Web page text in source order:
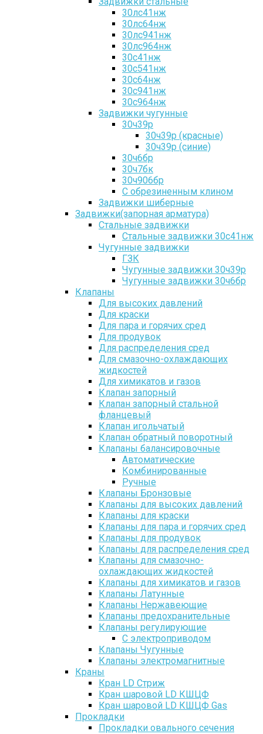
30лс41нж
30лс64нж
30лс941нж
30лс964нж
30с41нж
30с541нж
30с64нж
30с941нж
30с964нж
Задвижки чугунные
30ч39р
30ч39р (красные)
30ч39р (синие)
30ч6бр
30ч7бк
30ч906бр
С обрезиненным клином
Задвижки шиберные
Задвижки(запорная арматура)
Стальные задвижки
Стальные задвижки 30с41нж
Чугунные задвижки
ГЗК
Чугунные задвижки 30ч39р
Чугунные задвижки 30ч6бр
Клапаны
Для высоких давлений
Для краски
Для пара и горячих сред
Для продувок
Для распределения сред
Для смазочно-охлаждающих
жидкостей
Для химикатов и газов
Клапан запорный
Клапан запорный стальной
фланцевый
Клапан игольчатый
Клапан обратный поворотный
Клапаны балансировочные
Автоматические
Комбинированные
Ручные
Клапаны Бронзовые
Клапаны для высоких давлений
Клапаны для краски
Клапаны для пара и горячих сред
Клапаны для продувок
Клапаны для распределения сред
Клапаны для смазочно-
охлаждающих жидкостей
Клапаны для химикатов и газов
Клапаны Латунные
Клапаны Нержавеющие
Клапаны предохранительные
Клапаны регулирующие
С электроприводом
Клапаны Чугунные
Клапаны электромагнитные
Краны
Кран LD Стриж
Кран шаровой LD КШЦФ
Кран шаровой LD КШЦФ Gas
Прокладки
Прокладки овального сечения